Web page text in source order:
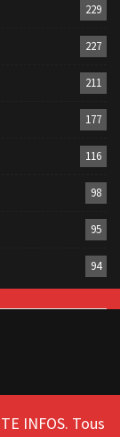
229
227
211
177
116
98
95
94
INFOS. Tous